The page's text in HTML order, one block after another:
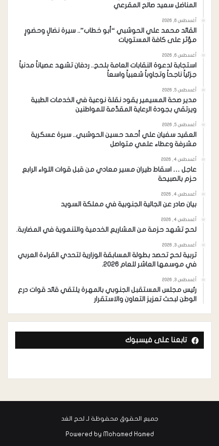
المناضل سعيد صالح المقرعي
أغسطس 6, 2026
القائد محمد علي الحوشبي “أبو خطاب”.. سيرة نضالٍ وحضورٍ
مؤثر على كافة المستويات
أغسطس 6, 2026
استجابة لدعوة النقابات العامة بلحج.. ردفان تشهد عصياناً مدنياً
جزئياً ناجحاً وتجاوباً شعبياً واسعاً
أغسطس 5, 2026
مدير صحة المسيمير يقود نقلة نوعية في الخدمات الطبية
ويرتقي بجودة الرعاية المقدَّمة للمواطنين
أغسطس 5, 2026
العقيد سفيان علي أحمد حسين الحوشبي.. سيرة عسكرية
مشرفة وعطاء علمي متواصل
أغسطس 4, 2026
عاجل … اسقاط طيران مسير معادي من قبل قوات اللواء الرابع
حزم بالصبيحة
أغسطس 4, 2026
بيان صادر عن الجالية الجنوبية في مملكة السويد
أغسطس 4, 2026
لحج تشهد حزمة من المشاريع الخدمية والتنموية في المضاربة.
أغسطس 3, 2026
تربية لحج تحصد بطولة المسابقة الوزارية لتحدي القراءة العربي
في موسمها العاشر للعام 2026.
أغسطس 3, 2026
رئيس مجلس المستقبل الجنوبي بالمهرة يلتقي قائد قوات درع
الوطن لبحث تعزيز التعاون والاستقرار
تابعنا على فيسبوك
جميع الحقوق محفوظة لـ لحج الغد
Powered by Mohamed Hamed